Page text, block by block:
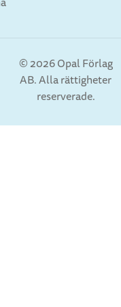
express
© 2026 Opal Förlag
AB. Alla rättigheter
reserverade.